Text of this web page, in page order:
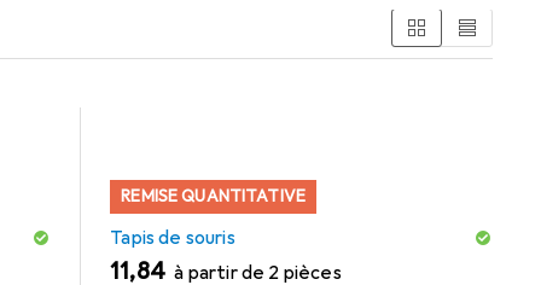
REMISE QUANTITATIVE
Tapis de souris
EUR
11,84 à partir de 2 pièces